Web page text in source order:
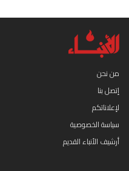
من نحن
إتصل بنا
لإعلاناتكم
سياسة الخصوصية
أرشيف الأنباء القديم